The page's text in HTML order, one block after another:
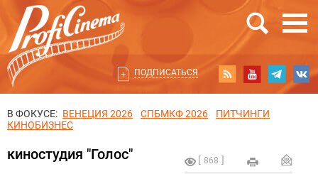
ПОДПИСАТЬСЯ
В ФОКУСЕ: ВЕНЕЦИЯ 2026 СПБМКФ 2026
ПИТЧИНГИ
КИНОБИЗНЕС
868
киностудия "Голос"